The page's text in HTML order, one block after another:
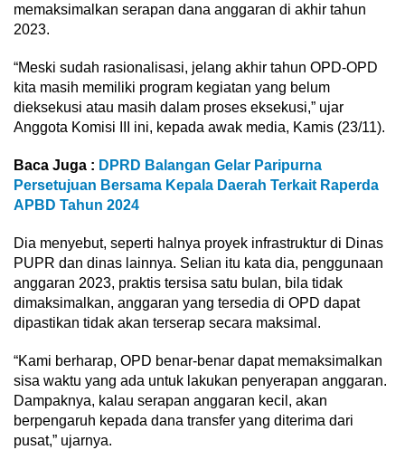
memaksimalkan serapan dana anggaran di akhir tahun
2023.
“Meski sudah rasionalisasi, jelang akhir tahun OPD-OPD
kita masih memiliki program kegiatan yang belum
dieksekusi atau masih dalam proses eksekusi,” ujar
Anggota Komisi III ini, kepada awak media, Kamis (23/11).
Baca Juga : DPRD Balangan Gelar Paripurna
Persetujuan Bersama Kepala Daerah Terkait Raperda
APBD Tahun 2024
Dia menyebut, seperti halnya proyek infrastruktur di Dinas
PUPR dan dinas lainnya. Selian itu kata dia, penggunaan
anggaran 2023, praktis tersisa satu bulan, bila tidak
dimaksimalkan, anggaran yang tersedia di OPD dapat
dipastikan tidak akan terserap secara maksimal.
“Kami berharap, OPD benar-benar dapat memaksimalkan
sisa waktu yang ada untuk lakukan penyerapan anggaran.
Dampaknya, kalau serapan anggaran kecil, akan
berpengaruh kepada dana transfer yang diterima dari
pusat,” ujarnya.